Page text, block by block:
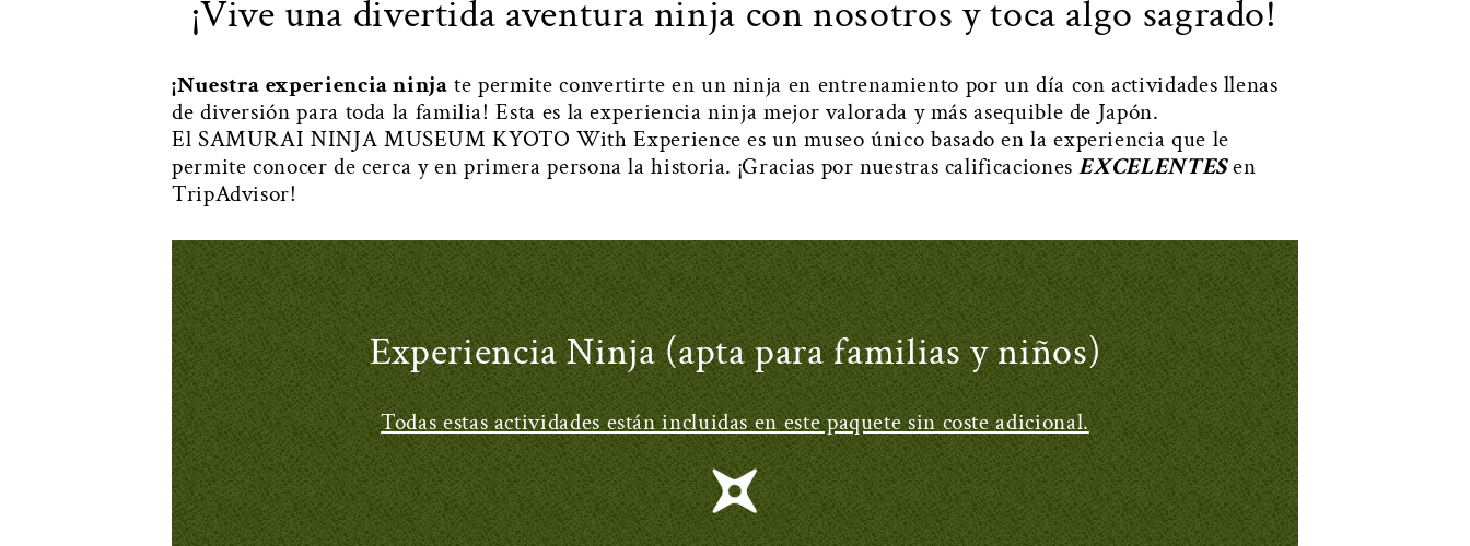
¡Vive una divertida aventura ninja con nosotros y toca algo sagrado!
¡Nuestra experiencia ninja te permite convertirte en un ninja en entrenamiento por un día con actividades llenas
de diversión para toda la familia! Esta es la experiencia ninja mejor valorada y más asequible de Japón.
El SAMURAI NINJA MUSEUM KYOTO With Experience es un museo único basado en la experiencia que le
permite conocer de cerca y en primera persona la historia. ¡Gracias por nuestras calificacionesEXCELENTESen
TripAdvisor!
Experiencia Ninja (apta para familias y niños)
Todas estas actividades están incluidas en este paquete sin coste adicional.